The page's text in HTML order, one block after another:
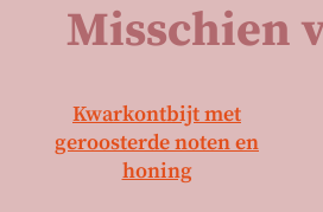
Misschien
Kwarkontbijt met
geroosterde noten en
honing